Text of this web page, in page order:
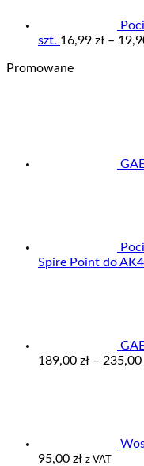
szt. 16,99 zł –
Promowane
Spire Point do
189,00 zł – 235,00
95,00 złZakres
z VAT